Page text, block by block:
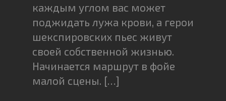
каждым углом вас может
поджидать лужа крови, а герои
шекспировских пьес живут
своей собственной жизнью.
Начинается маршрут в фойе
малой сцены. […]